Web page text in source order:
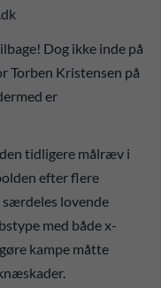
Dog ikke inde på
Torben Kristensen på
er
tidligere målræv i
efter flere
særdeles lovende
med både x-
kampe måtte